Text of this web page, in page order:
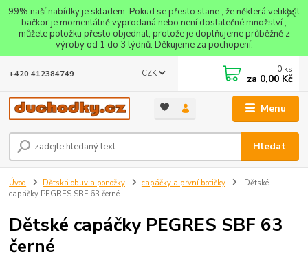
99% naší nabídky je skladem. Pokud se přesto stane , že některá velikost
bačkor je momentálně vyprodaná nebo není dostatečné množství ,
můžete položku přesto objednat, protože je doplňujeme průběžně z
výroby od 1 do 3 týdnů. Děkujeme za pochopení.
Menu
CZK
Hledat
+420 412384749 0 ks
za 0,00 Kč
Úvod Dětská obuv a ponožky capáčky a první botičky
Dětské
capáčky PEGRES SBF 63 černé
Dětské capáčky PEGRES SBF 63
černé